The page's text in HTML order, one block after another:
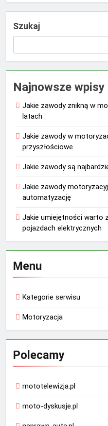
Szukaj
Najnowsze wpisy
Jakie zawody znikną w
latach
Jakie zawody w
przyszłościowe
Jakie zawody są
Jakie zawody
automatyzację
Jakie umiejętności warto
pojazdach elektrycznych
Menu
Kategorie serwisu
Motoryzacja
Polecamy
mototelewizja.pl
moto-dyskusje.pl